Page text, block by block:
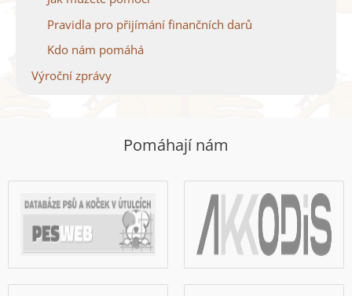
Pravidla pro přijímání finančních darů
Kdo nám pomáhá
Výroční zprávy
Pomáhají nám